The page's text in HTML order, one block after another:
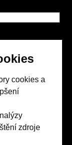
cookies a
zdroje